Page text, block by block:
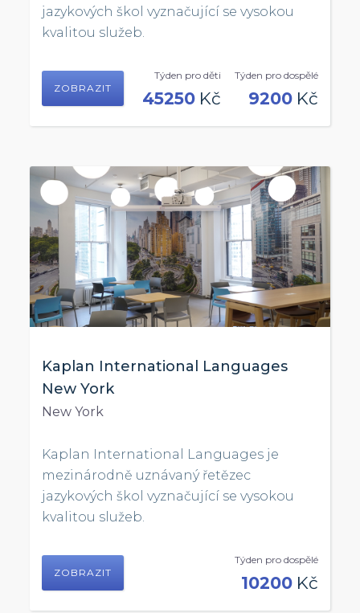
jazykových škol vyznačující se vysokou
kvalitou služeb.
ZOBRAZIT
Týden pro děti
45250 Kč
Týden pro dospělé
9200 Kč
Kaplan International Languages
New York
New York
Kaplan International Languages je
mezinárodně uznávaný řetězec
jazykových škol vyznačující se vysokou
kvalitou služeb.
ZOBRAZIT
Týden pro dospělé
10200 Kč